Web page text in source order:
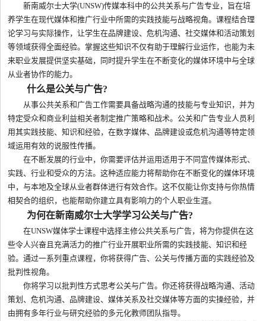
新南威尔士大学(UNSW)传媒本科中的公共关系与广告专业，旨在培
养学生在现代媒体和推广行业中所需的实践技能与战略视角。课程结合理
论学习与实际操作，让学生在品牌建设、危机沟通、社交媒体和活动策划
等领域获得全面经验。掌握这些知识不仅有助于理解行业运作，也能为未
来职业发展提供坚实基础，同时提升学生在不断变化的媒体环境中与全球
从业者协作的能力。
什么是公关与广告?
从事公共关系和广告工作需要具备战略沟通的技能与专业知识，并为
特定受众和商业利益相关者制定推广策略和战术。公关和广告专业人员利
用其实践技能、知识和经验，在数字媒体、品牌建设或危机沟通等特定领
域运用有效的说服性传播。
在不断发展的行业中，你需要评估并运用适用于不同宣传媒体形式、
实践、行业和受众的方法。这种适应能力将帮助你在不断变化的媒体环境
中，与本地及全球从业者群体进行有效合作。这不仅能让你支持与你热情
相契合的组织，也能帮助你建立具有影响力的个人职业生涯。
为何在新南威尔士大学学习公关与广告?
在UNSW媒体学士课程中选择主修公共关系与广告，将为你提供在这
些令人兴奋且充满活力的推广行业开展职业所需的实践技能、知识和经
验。通过一系列重点课程，你将获得广告、公关与传播方面的实践经验及
批判性视角。
你将学习以批判性方式思考公关与广告。你还将获得战略沟通、活动
策划、危机沟通、品牌建设、媒体关系及社交媒体等方面的实操经验，并
由拥有多年行业与研究经验的多元化教师团队指导。